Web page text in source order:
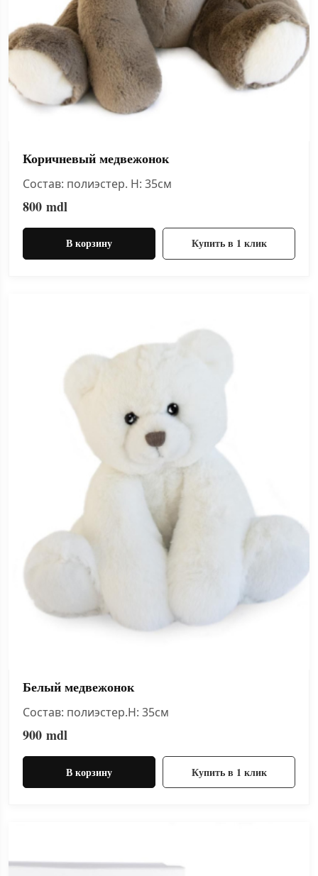
Коричневый медвежонок
Состав: полиэстер. H: 35см
800 mdl
В корзину Купить в 1 клик
Белый медвежонок
Состав: полиэстер.H: 35см
900 mdl
В корзину Купить в 1 клик